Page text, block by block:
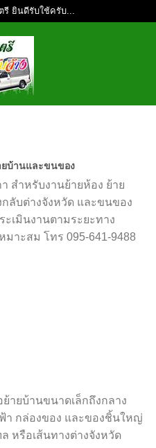
รี ยินดีรับใช้ครับ...
ยบ้านและขนของ
สำหรับงานย้ายห้อง ย้าย
ลับต่างจังหวัด และขนของ
เมินงานตามระยะทาง
าะสม โทร 095-641-9488
ายบ้านขนาดเล็กถึงกลาง
า กล่องของ และของชิ้นใหญ่
หรือเส้นทางต่างจังหวัด